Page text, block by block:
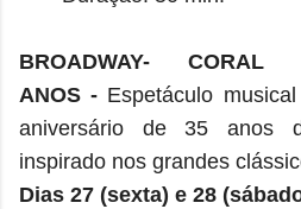
BROADWAY-
ANOS- Espetáculo
aniversário de 35 anos
inspirado nos grandes
Dias 27 (sexta) e 28